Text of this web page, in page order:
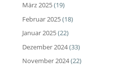
März 2025(19)
Februar 2025(18)
Januar 2025(22)
Dezember 2024(33)
November 2024(22)